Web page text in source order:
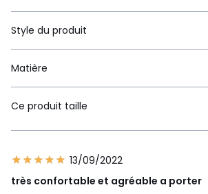
Style du produit
Matière
Ce produit taille
13/09/2022
très confortable et agréable a porter